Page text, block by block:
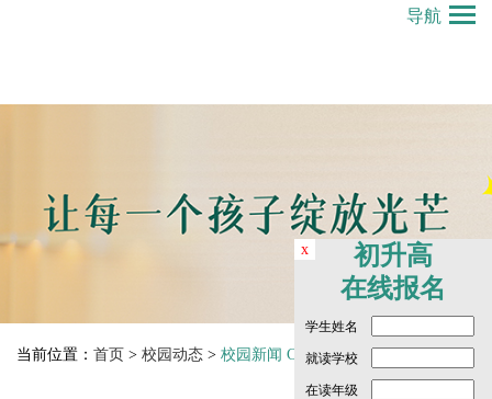
x
初升高
在线报名
学生姓名
就读学校
在读年级
导航
当前位置： 首页 > 校园动态 > 校园新闻 Campus News